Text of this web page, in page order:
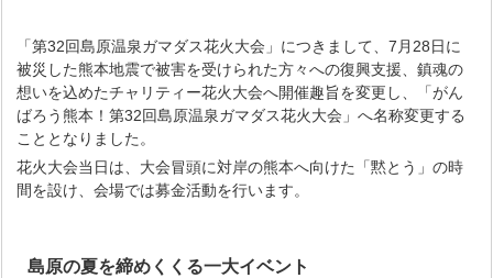
「第32回島原温泉ガマダス花火大会」につきまして、7月28日に
被災した熊本地震で被害を受けられた方々への復興支援、鎮魂の
想いを込めたチャリティー花火大会へ開催趣旨を変更し、「がん
ばろう熊本！第32回島原温泉ガマダス花火大会」へ名称変更する
こととなりました。
花火大会当日は、大会冒頭に対岸の熊本へ向けた「黙とう」の時
間を設け、会場では募金活動を行います。
島原の夏を締めくくる一大イベント